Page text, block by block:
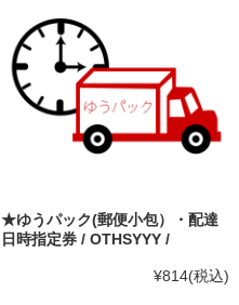
★ゆうパック(郵便小包）・配達
日時指定券 / OTHSYYY /
¥814(税込)